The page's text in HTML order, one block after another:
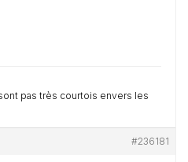
pas très courtois envers les
#236181